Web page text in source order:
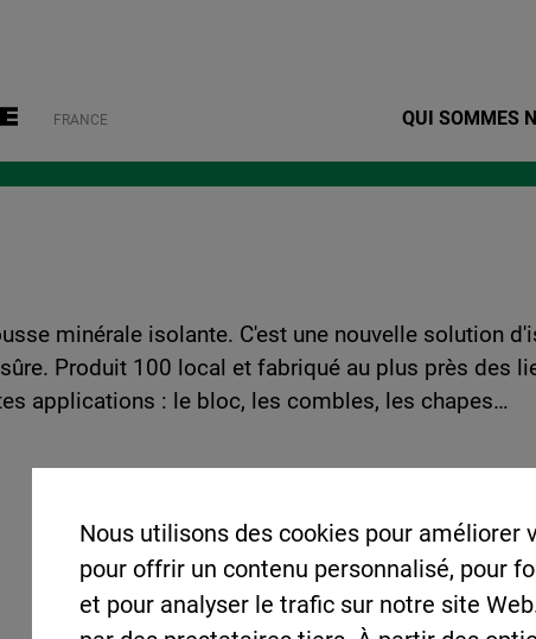
FRANCE QUI SOMMES
minérale isolante. C'est une nouvelle solution
Produit 100 local et fabriqué au plus près des
applications : le bloc, les combles, les chapes…
Nous utilisons des cookies pour améliorer
pour offrir un contenu personnalisé, pour
et pour analyser le trafic sur notre site